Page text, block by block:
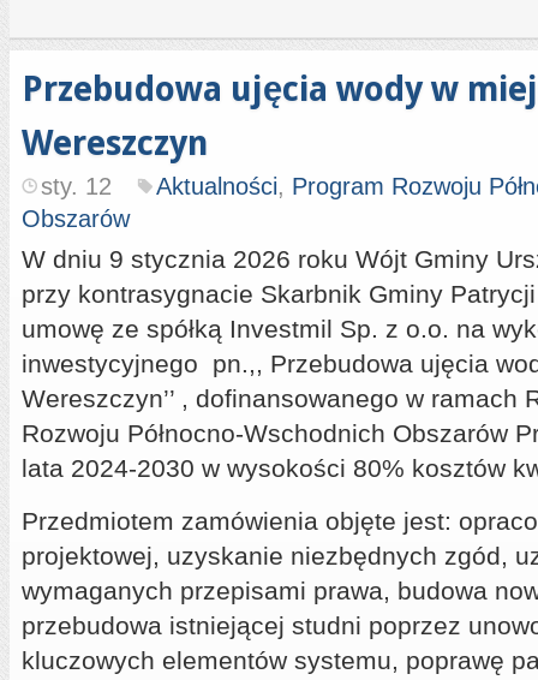
Przebudowa ujęcia wody w
Wereszczyn
sty. 12 Aktualności, Program Rozwoju
Obszarów
W dniu 9 stycznia 2026 roku Wójt Gminy
przy kontrasygnacie Skarbnik Gminy
umowę ze spółką Investmil Sp. z o.o. na
inwestycyjnego pn.,, Przebudowa ujęcia
Wereszczyn’’ , dofinansowanego w ramach
Rozwoju Północno-Wschodnich Obszarów
lata 2024-2030 w wysokości 80% kosztów
Przedmiotem zamówienia objęte jest:
projektowej, uzyskanie niezbędnych zgód,
wymaganych przepisami prawa, budowa
przebudowa istniejącej studni poprzez
kluczowych elementów systemu, poprawę